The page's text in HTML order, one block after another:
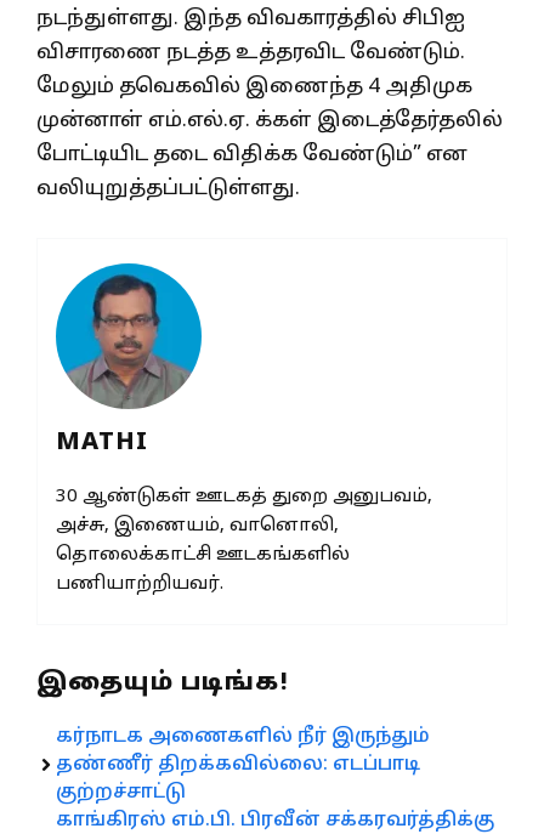
நடந்துள்ளது. இந்த விவகாரத்தில் சிபிஐ
விசாரணை நடத்த உத்தரவிட வேண்டும்.
மேலும் தவெகவில் இணைந்த 4 அதிமுக
முன்னாள் எம்.எல்.ஏ. க்கள் இடைத்தேர்தலில்
போட்டியிட தடை விதிக்க வேண்டும்” என
வலியுறுத்தப்பட்டுள்ளது.
MATHI
30 ஆண்டுகள் ஊடகத் துறை அனுபவம்,
அச்சு, இணையம், வானொலி,
தொலைக்காட்சி ஊடகங்களில்
பணியாற்றியவர்.
இதையும் படிங்க!
கர்நாடக அணைகளில் நீர் இருந்தும்
தண்ணீர் திறக்கவில்லை: எடப்பாடி
குற்றச்சாட்டு
காங்கிரஸ் எம்.பி. பிரவீன் சக்கரவர்த்திக்கு